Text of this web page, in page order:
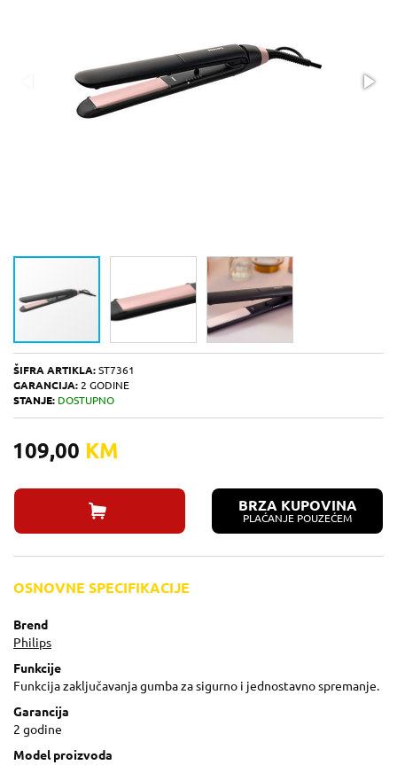
ŠIFRA ARTIKLA: ST7361
GARANCIJA: 2 GODINE
STANJE: DOSTUPNO
109,00 KM
BRZA KUPOVINA
PLAĆANJE POUZEĆEM
OSNOVNE SPECIFIKACIJE
Brend
Philips
Funkcije
Funkcija zaključavanja gumba za sigurno i jednostavno spremanje.
Garancija
2 godine
Model proizvoda